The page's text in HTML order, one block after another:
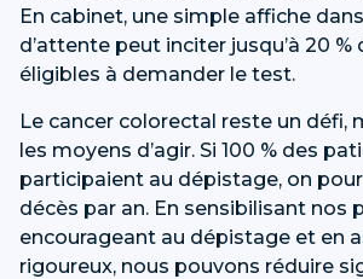
En cabinet, une simple affiche
d’attente peut inciter jusqu’à 20
éligibles à demander le test.
Le cancer colorectal reste un défi,
les moyens d’agir. Si 100 % des
participaient au dépistage, on
décès par an. En sensibilisant nos
encourageant au dépistage et en
rigoureux, nous pouvons réduire